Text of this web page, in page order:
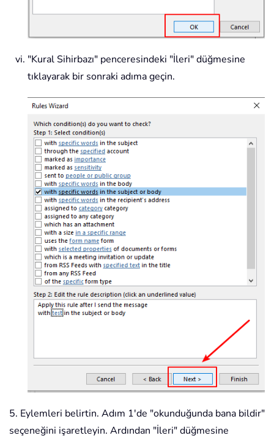
"Kural Sihirbazı" penceresindeki "İleri" düğmesine
tıklayarak bir sonraki adıma geçin.
5. Eylemleri belirtin. Adım 1'de "okunduğunda bana bildir"
seçeneğini işaretleyin. Ardından "İleri" düğmesine